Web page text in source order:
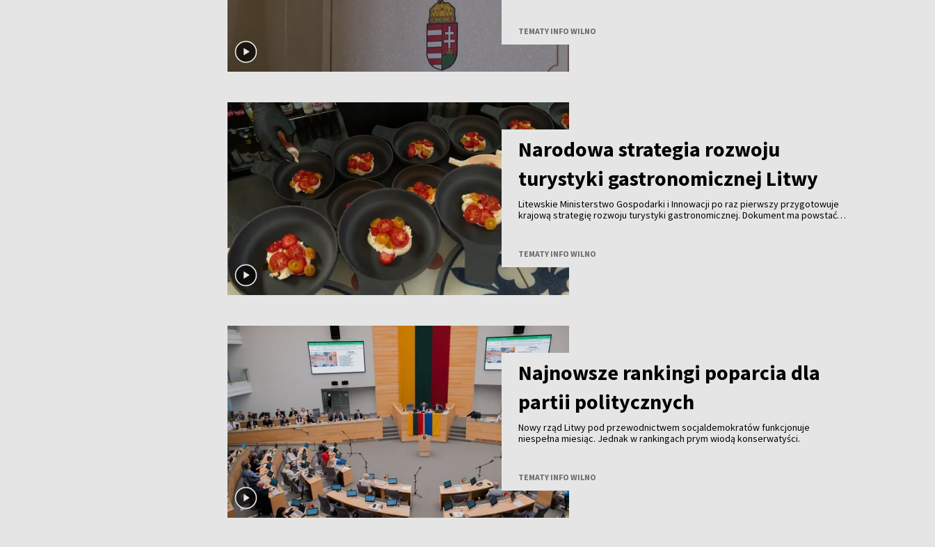
Polski i Węgier.
TEMATY INFO WILNO
Narodowa strategia rozwoju
turystyki gastronomicznej Litwy
Litewskie Ministerstwo Gospodarki i Innowacji po raz pierwszy przygotowuje
krajową strategię rozwoju turystyki gastronomicznej. Dokument ma powstać
gałęzi litewskiej turystyki, zwiększenie jej konkurencyjności i promocja kraju za
granicą.
TEMATY INFO WILNO
Najnowsze rankingi poparcia dla
partii politycznych
Nowy rząd Litwy pod przewodnictwem socjaldemokratów funkcjonuje
niespełna miesiąc. Jednak w rankingach prym wiodą konserwatyści.
TEMATY INFO WILNO